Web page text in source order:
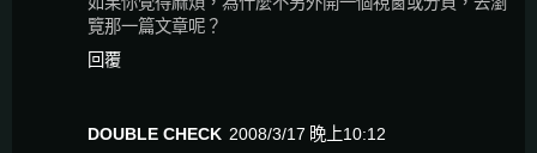
覽那一篇文章呢？
回覆
DOUBLE CHECK 2008/3/17 晚上10:12